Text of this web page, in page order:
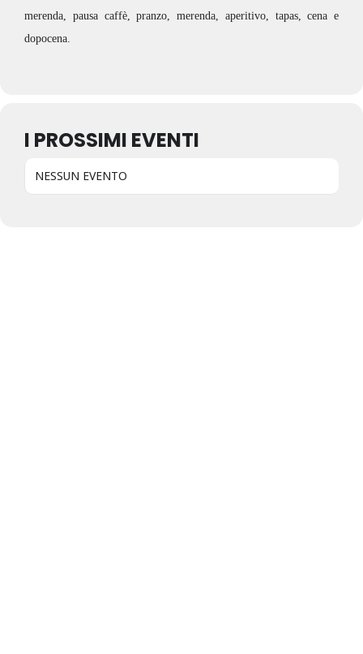
merenda, pausa caffè, pranzo, merenda, aperitivo, tapas, cena e
dopocena.
I PROSSIMI EVENTI
NESSUN EVENTO